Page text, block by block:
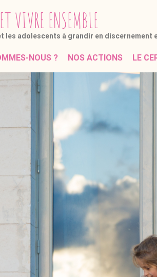
ETVIVRE ENSEMBLE
les adolescents à grandir en discernement
NOUS ? NOS ACTIONS LE